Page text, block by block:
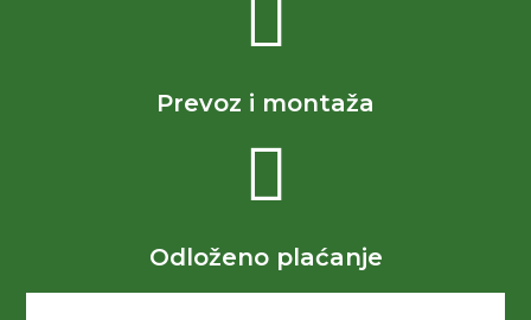
Prevoz i montaža
Odloženo plaćanje